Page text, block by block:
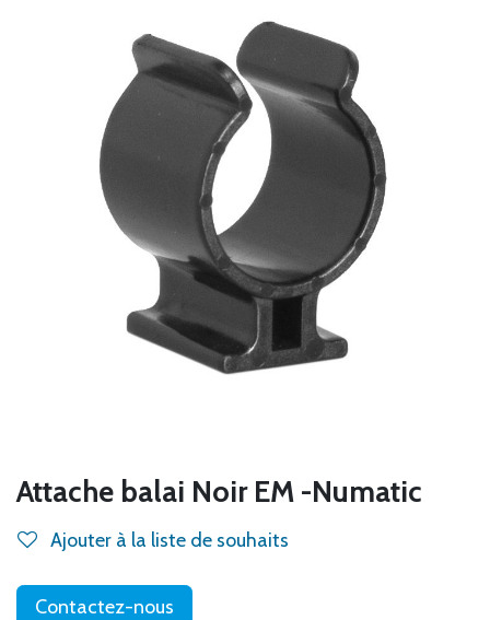
Attache balai Noir EM -Numatic
Ajouter à la liste de souhaits
Contactez-nous